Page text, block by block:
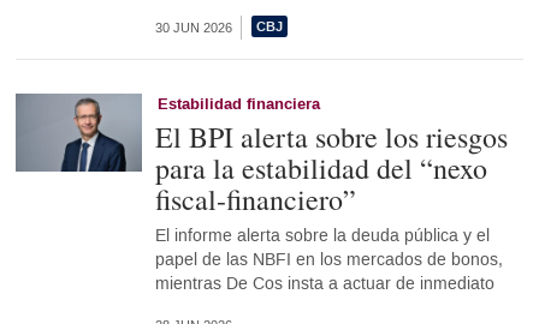
30 JUN 2026
Estabilidad financiera
El BPI alerta sobre los riesgos
para la estabilidad del “nexo
fiscal-financiero”
El informe alerta sobre la deuda pública y el
papel de las NBFI en los mercados de bonos,
mientras De Cos insta a actuar de inmediato